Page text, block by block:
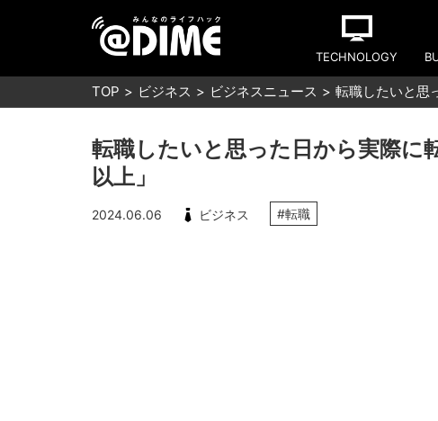
TECHNOLOGY
TOP ビジネス ビジネスニュース 転職したいと思
転職したいと思った日から実際に
以上」
2024.06.06 ビジネス #転職